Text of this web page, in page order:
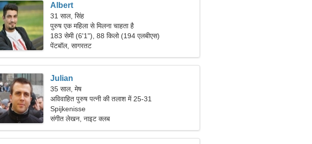
Albert
31 साल, सिंह
पुरुष एक महिला से मिलना चाहता है
183 सेमी (6'1"), 88 किलो (194 एलबीएस)
पेंटबॉल, सागरतट
Julian
35 साल, मेष
अविवाहित पुरुष पत्नी की तलाश में 25-31
Spijkenisse
संगीत लेखन, नाइट क्लब